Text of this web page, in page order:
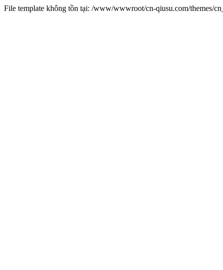
File template không tồn tại: /www/wwwroot/cn-qiusu.com/themes/